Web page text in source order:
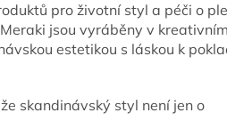
pro životní styl a péči o
jsou vyráběny v kreativním
estetikou s láskou k
skandinávský styl není jen o